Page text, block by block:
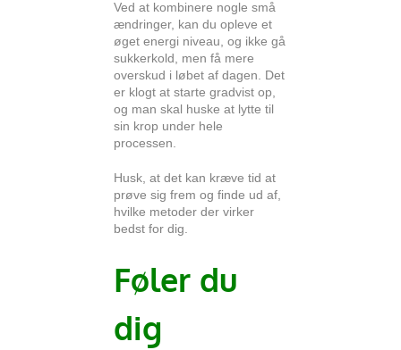
Ved at kombinere nogle små
ændringer, kan du opleve et
øget energi niveau, og ikke gå
sukkerkold, men få mere
overskud i løbet af dagen. Det
er klogt at starte gradvist op,
og man skal huske at lytte til
sin krop under hele
processen.
Husk, at det kan kræve tid at
prøve sig frem og finde ud af,
hvilke metoder der virker
bedst for dig.
Føler du
dig